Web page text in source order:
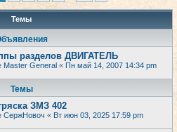
Темы
разделов ДВИГАТЕЛЬ
Master General « Пн май 14, 2007 14:34 pm
Темы
ЗМЗ 402
СержНовоч « Вт июн 03, 2025 17:59 pm